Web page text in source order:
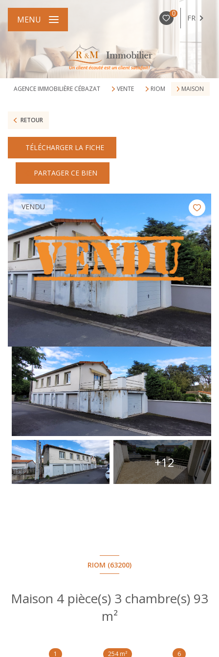
0 FR
MENU
AGENCE IMMOBILIÈRE CÉBAZAT VENTE RIOM MAISON
RETOUR
TÉLÉCHARGER LA FICHE
PARTAGER CE BIEN
VENDU
+12
RIOM (63200)
Maison 4 pièce(s) 3 chambre(s) 93
m²
1 254 m² 6